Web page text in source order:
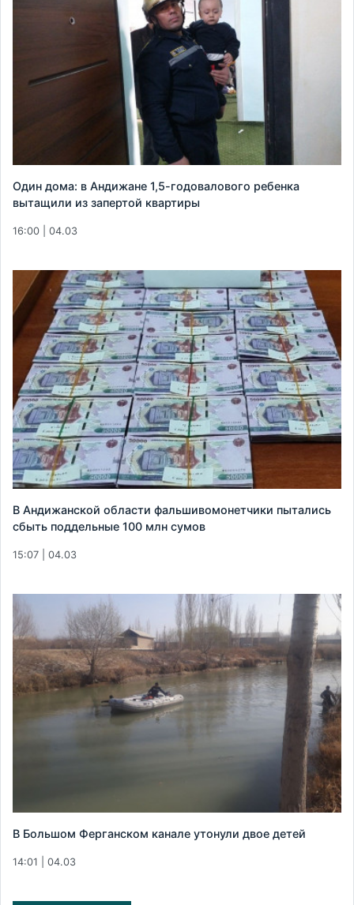
Один дома: в Андижане 1,5-годовалового ребенка
вытащили из запертой квартиры
16:00 | 04.03
В Андижанской области фальшивомонетчики пытались
сбыть поддельные 100 млн сумов
15:07 | 04.03
В Большом Ферганском канале утонули двое детей
14:01 | 04.03